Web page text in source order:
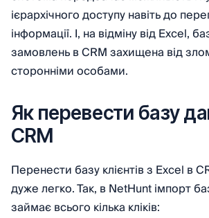
ієрархічного доступу навіть до
інформації. І, на відміну від Excel,
замовлень в CRM захищена від
сторонніми особами.
Як перевести базу
CRM
Перенести базу клієнтів з Excel в
дуже легко. Так, в NetHunt імпорт
займає всього кілька кліків: